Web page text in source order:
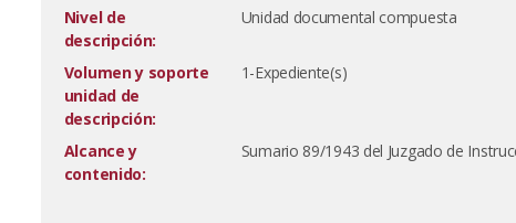
Nivel de
descripción:
Unidad documental compuesta
Volumen y soporte
unidad de
descripción:
1-Expediente(s)
Alcance y
contenido:
Sumario 89/1943 del Juzgado de